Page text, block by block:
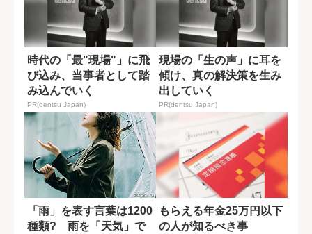
時代の「最"現場"」に飛
び込み、当事者として踏
み込んでいく
PR(dentsu Japan)
現場の「生の声」に耳を
傾け、真の解決策を生み
出していく
PR(dentsu Japan)
「雨」を表す言葉は1200
種類? 雨を「天気」で
もらえる年金25万円以下
の人が知るべき事